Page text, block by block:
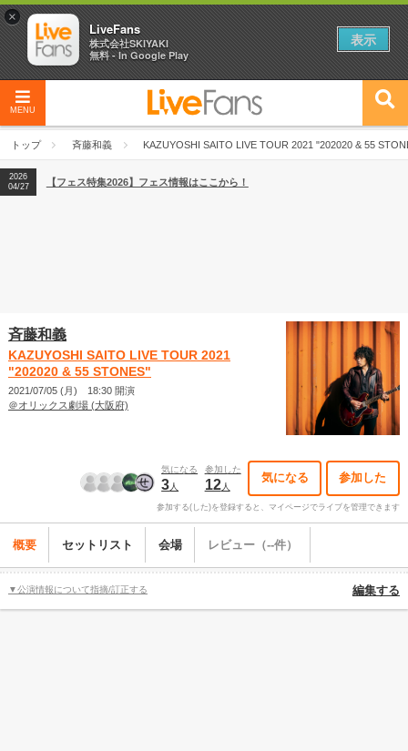
MENU
トップ 斉藤和義 KAZUYOSHI SAITO LIVE TOUR 2021 "202020 & 55
2026
04/27
2026
【ライブ動員ランキング】2026年上半期編発表！
2026
04/27
【フェス特集2026】フェス情報はここから！
斉藤和義
KAZUYOSHI SAITO LIVE TOUR 2021
"202020 & 55 STONES"
2021/07/05 (月) 18:30 開演
＠オリックス劇場 (大阪府)
気になる
3人
参加した
12人
気になる 参加した
参加する(した)を登録すると、マイページでライブを管理できます
概要 セットリスト 会場 レビュー（--件）
▼公演情報について指摘/訂正する 編集する
×
LiveFans
株式会社SKIYAKI
無料 - In Google Play
表示